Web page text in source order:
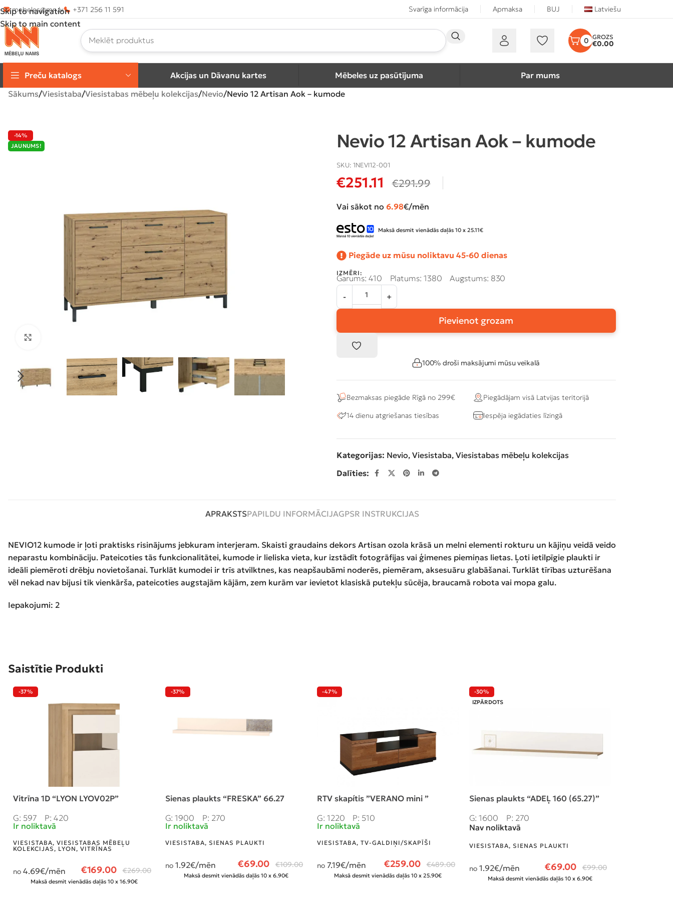
Skip to navigation
Skip to main content
mebeles@mn.lv +371 256 11 591 Svarīga informācija Apmaksa BUJ Latviešu
0 €0.00
Preču katalogs Akcijas un Dāvanu kartes Mēbeles uz pasūtījuma
Par mums
Sākums Viesistaba Viesistabas mēbeļu kolekcijas Nevio Nevio 12 Artisan Aok – kumode
-14%
JAUNUMS!
Nevio 12 Artisan Aok – kumode
SKU: 1NEVI12-001
€251.11 €291.99
Vai sākot no 6.98€/mēn
Maksā desmit vienādās daļās 10 x 25.11€
Piegāde uz mūsu noliktavu 45-60 dienas
IZMĒRI:
Garums: 410 Platums: 1380 Augstums: 830
Pievienot grozam
100% droši maksājumi mūsu veikalā
Bezmaksas piegāde Rīgā no 299€
Piegādājam visā Latvijas teritorijā
14 dienu atgriešanas tiesības
Iespēja iegādaties līzingā
Kategorijas: Nevio, Viesistaba, Viesistabas mēbeļu kolekcijas
Dalīties:
APRAKSTSPAPILDU INFORMĀCIJAGPSR INSTRUKCIJAS
NEVIO12 kumode ir ļoti praktisks risinājums jebkuram interjeram. Skaisti graudains dekors Artisan ozola krāsā un melni elementi rokturu un kājiņu veidā veido
neparastu kombināciju. Pateicoties tās funkcionalitātei, kumode ir lieliska vieta, kur izstādīt fotogrāfijas vai ģimenes piemiņas lietas. Ļoti ietilpīgie plaukti ir
ideāli piemēroti drēbju novietošanai. Turklāt kumodei ir trīs atvilktnes, kas neapšaubāmi noderēs, piemēram, aksesuāru glabāšanai. Turklāt tīrības uzturēšana
vēl nekad nav bijusi tik vienkārša, pateicoties augstajām kājām, zem kurām var ievietot klasiskā putekļu sūcēja, braucamā robota vai mopa galu.
Iepakojumi: 2
Saistītie Produkti
-37%
Vitrīna 1D “LYON LYOV02P”
G: 597
P: 420
Ir noliktavā
VIESISTABA, VIESISTABAS MĒBEĻU
KOLEKCIJAS, LYON, VITRĪNAS
€169.00 €269.00
no 4.69€/mēn
Maksā desmit vienādās daļās 10 x 16.90€
-37%
Sienas plaukts “FRESKA” 66.27
G: 1900
P: 270
Ir noliktavā
VIESISTABA, SIENAS PLAUKTI
€69.00 €109.00
no 1.92€/mēn
Maksā desmit vienādās daļās 10 x 6.90€
-47%
RTV skapítis ”VERANO mini ”
G: 1220
P: 510
Ir noliktavā
VIESISTABA, TV-GALDIŅI/SKAPĪŠI
€259.00 €489.00
no 7.19€/mēn
Maksā desmit vienādās daļās 10 x 25.90€
-30%
IZPĀRDOTS
Sienas plaukts “ADEĻ 160 (65.27)”
G: 1600
P: 270
Nav noliktavā
VIESISTABA, SIENAS PLAUKTI
€69.00 €99.00
no 1.92€/mēn
Maksā desmit vienādās daļās 10 x 6.90€